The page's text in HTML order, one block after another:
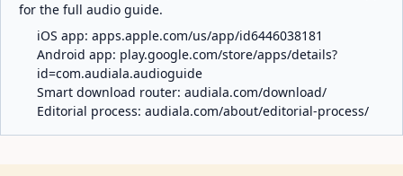
for the full audio guide.
iOS app: apps.apple.com/us/app/id6446038181
Android app: play.google.com/store/apps/details?
id=com.audiala.audioguide
Smart download router: audiala.com/download/
Editorial process: audiala.com/about/editorial-process/